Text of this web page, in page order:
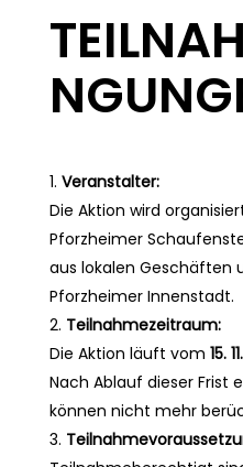
Veranstalter:
Die Aktion wird
Pforzheimer
aus lokalen Geschäften
Pforzheimer Innenstadt.
Teilnahmezeitraum:
Die Aktion läuft vom 15.
Nach Ablauf dieser Frist
können nicht mehr